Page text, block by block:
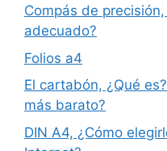
Compás de
adecuado?
Folios a4
El cartabón, ¿Qué
más barato?
DIN A4, ¿Cómo